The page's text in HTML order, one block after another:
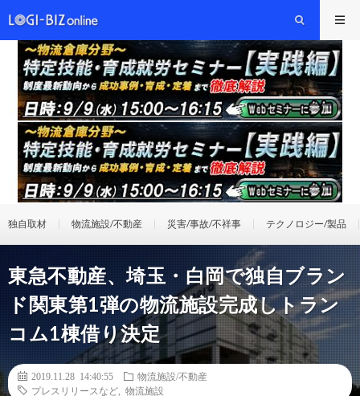
独自取材 物流施設/不動産 災害/事故/不祥事 テクノロジー/製品
東急不動産、埼玉・白岡で独自ブラン
ド関東第1弾の物流施設完成しトラン
コム1棟借り決定
2019.11.28 14:40:55
物流施設/不動産
プレスリリースなど
物流施設